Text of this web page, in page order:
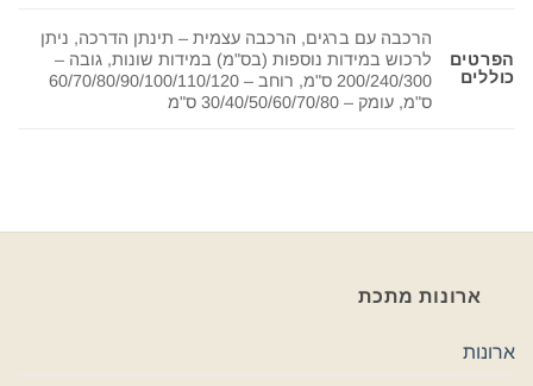
הפרטים
כוללים
הרכבה עם ברגים, הרכבה עצמית – תינתן הדרכה, ניתן
לרכוש במידות נוספות (בס"מ) במידות שונות, גובה –
200/240/300 ס"מ, רוחב – 60/70/80/90/100/110/120
ס"מ, עומק – 30/40/50/60/70/80 ס"מ
ארונות מתכת
ארונות